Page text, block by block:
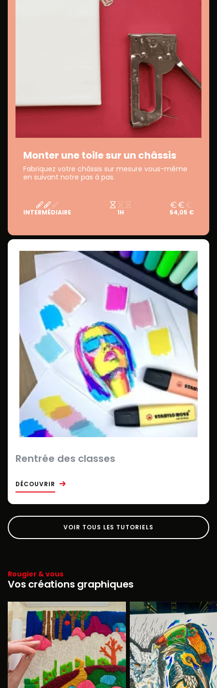
Monter une toile sur un châssis
Fabriquez votre châssis sur mesure vous-même
en suivant notre pas à pas.
INTERMÉDIAIRE 1H 54,05 €
Rentrée des classes
DÉCOUVRIR
VOIR TOUS LES TUTORIELS
Rougier & vous
Vos créations graphiques